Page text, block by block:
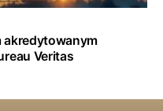
akredytowanym
Veritas